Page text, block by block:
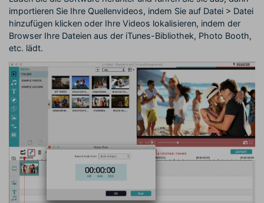
importieren Sie Ihre Quellenvideos, indem Sie auf Datei > Datei
hinzufügen klicken oder Ihre Videos lokalisieren, indem der
Browser Ihre Dateien aus der iTunes-Bibliothek, Photo Booth,
etc. lädt.